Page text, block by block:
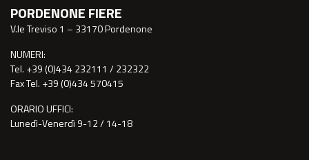
PORDENONE FIERE
V.le Treviso 1 – 33170 Pordenone
NUMERI:
Tel. +39 (0)434 232111 / 232322
Fax Tel. +39 (0)434 570415
ORARIO UFFICI:
Lunedì-Venerdì 9-12 / 14-18